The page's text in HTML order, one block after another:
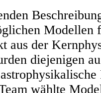
Modellen
aus der
diejenigen
wählte